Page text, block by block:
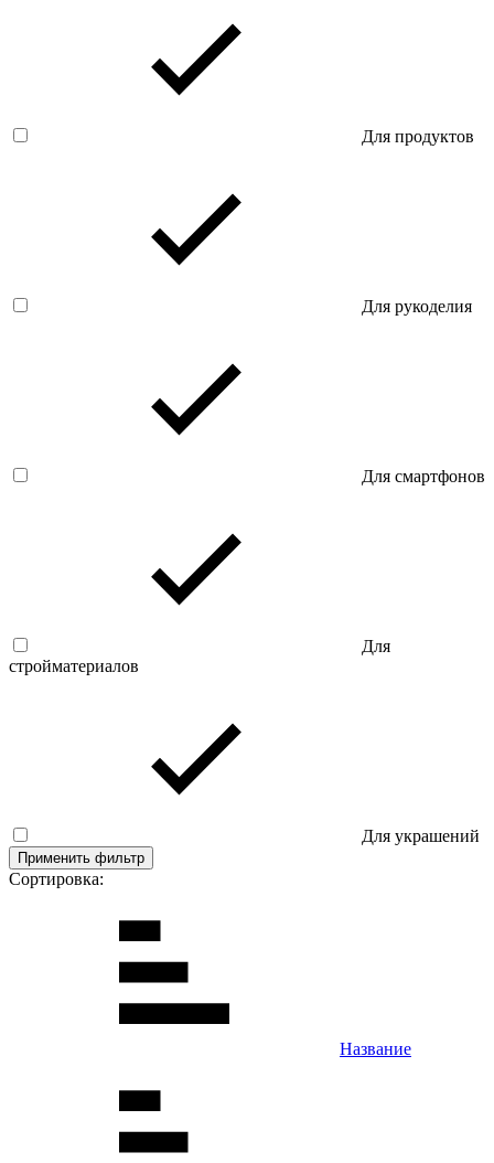
Для продуктов
Для рукоделия
Для смартфонов
Для
стройматериалов
Для украшений
Применить фильтр
Сортировка:
Название